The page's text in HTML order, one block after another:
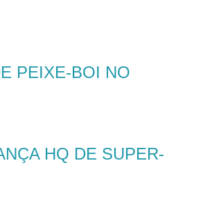
PEIXE-BOI NO
HQ DE SUPER-